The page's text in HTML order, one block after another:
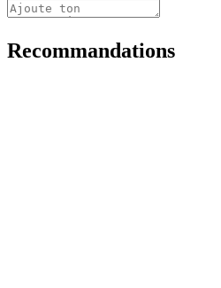
Recommandations